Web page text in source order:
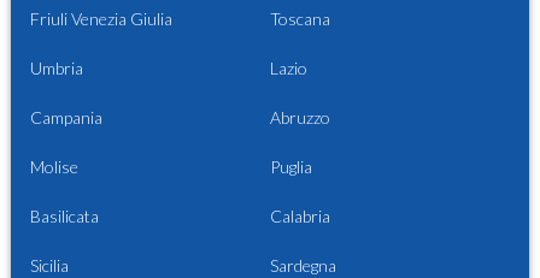
Friuli Venezia Giulia Toscana
Umbria Lazio
Campania Abruzzo
Molise Puglia
Basilicata Calabria
Sicilia Sardegna